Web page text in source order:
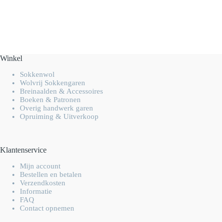
Winkel
Sokkenwol
Wolvrij Sokkengaren
Breinaalden & Accessoires
Boeken & Patronen
Overig handwerk garen
Opruiming & Uitverkoop
Klantenservice
Mijn account
Bestellen en betalen
Verzendkosten
Informatie
FAQ
Contact opnemen